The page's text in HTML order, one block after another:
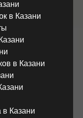
в Казани
в Казани
в Казани